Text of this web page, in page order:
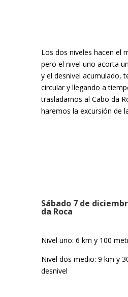
Los dos niveles hacen el
pero el nivel uno acorta
y el desnivel acumulado,
circular y llegando a
trasladarnos al Cabo da
haremos la excursión de
Sábado 7 de
da Roca
Nivel uno: 6 km y 100
Nivel dos medio: 9 km y
desnivel